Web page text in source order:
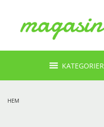
KATEGORIER
HEM